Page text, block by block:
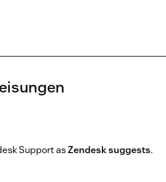
Support asZendesk suggests.